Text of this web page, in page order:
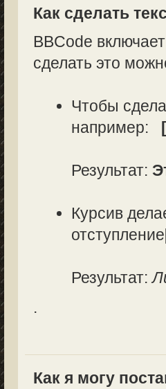
Как сделать
BBCode
сделать это
Чтобы
например:
Результат:
Курсив
отступление
Результат:
.
Как я могу